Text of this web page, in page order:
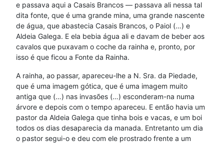
e passava aqui a Casais Brancos — passava ali nessa tal
dita fonte, que é uma grande mina, uma grande nascente
de água, que abastecia Casais Brancos, o Paiol (…) e
Aldeia Galega. E ela bebia água ali e davam de beber aos
cavalos que puxavam o coche da rainha e, pronto, por
isso é que ficou a Fonte da Rainha.
A rainha, ao passar, apareceu-lhe a N. Sra. da Piedade,
que é uma imagem gótica, que é uma imagem muito
antiga que (…) nas invasões (…) esconderam-na numa
árvore e depois com o tempo apareceu. E então havia um
pastor da Aldeia Galega que tinha bois e vacas, e um boi
todos os dias desaparecia da manada. Entretanto um dia
o pastor segui-o e deu com ele prostrado frente a um